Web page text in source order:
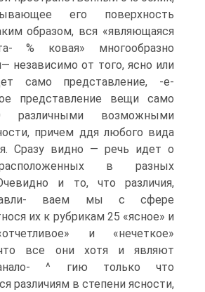
его поверхность
образом, вся «являющаяся
% ковая» многообразно
независимо от того, ясно или
само представление, -е-
представление вещи само
различными возможными
причем ддя любого вида
Сразу видно — речь идет о
в разных
и то, что различия,
ваем мы с сфере
их к рубрикам 25 «ясное» и
и «нечеткое»
все они хотя и являют
^ гию только что
различиям в степени ясности,